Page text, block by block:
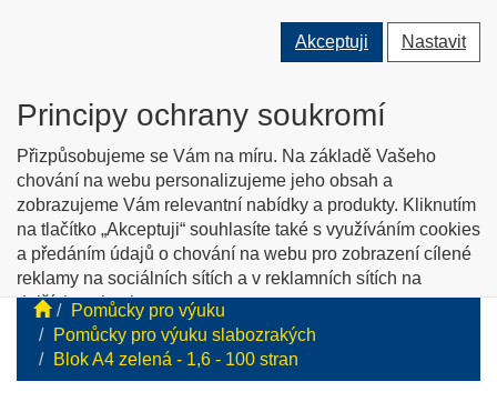
Akceptuji Nastavit
Principy ochrany soukromí
Přizpůsobujeme se Vám na míru. Na základě Vašeho
chování na webu personalizujeme jeho obsah a
zobrazujeme Vám relevantní nabídky a produkty. Kliknutím
na tlačítko „Akceptuji“ souhlasíte také s využíváním cookies
a předáním údajů o chování na webu pro zobrazení cílené
reklamy na sociálních sítích a v reklamních sítích na
dalších webech.
Personalizaci a cílenou reklamu si můžete podrobněji
nastavit nebo kdykoli vypnout po kliknutí na tlačítko
Přepnout
uživatele
Přepnout
vyhledávání
O nás Kontakty Jak nakupovat Katalog zboží
English info
Tyflopomůcky
Prodej zboží pro zrakově postižené
Pomůcky pro výuku
Pomůcky pro výuku slabozrakých
Blok A4 zelená - 1,6 - 100 stran